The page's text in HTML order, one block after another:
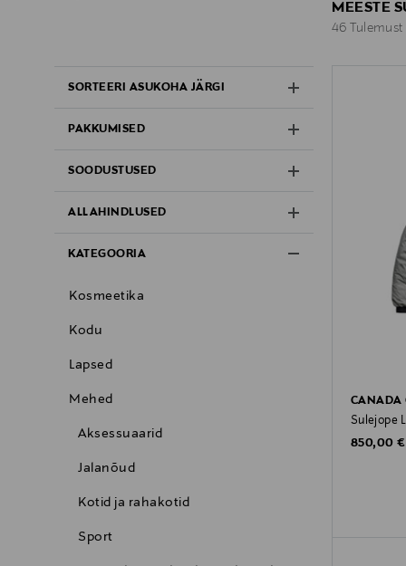
SORTEERI ASUKOHA JÄRGI
PAKKUMISED
SOODUSTUSED
ALLAHINDLUSED
KATEGOORIA
Kosmeetika
Kodu
Lapsed
Mehed
Aksessuaarid
Jalanõud
Kotid ja rahakotid
Sport
MEESTE
46 Tulemust
CANADA
Sulejope
Original
850,00 €